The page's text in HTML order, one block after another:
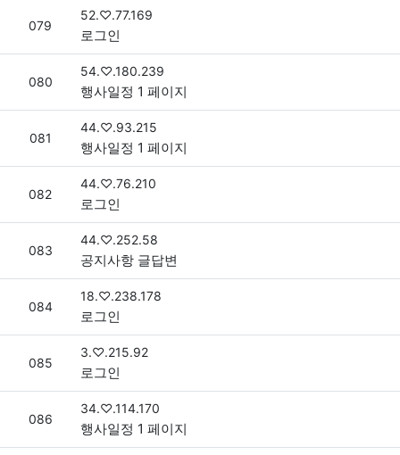
번호
079
접속자
52.♡.77.169
로그인
번호
080
접속자
54.♡.180.239
행사일정 1 페이지
번호
081
접속자
44.♡.93.215
행사일정 1 페이지
번호
082
접속자
44.♡.76.210
로그인
번호
083
접속자
44.♡.252.58
공지사항 글답변
번호
084
접속자
18.♡.238.178
로그인
번호
085
접속자
3.♡.215.92
로그인
번호
086
접속자
34.♡.114.170
행사일정 1 페이지